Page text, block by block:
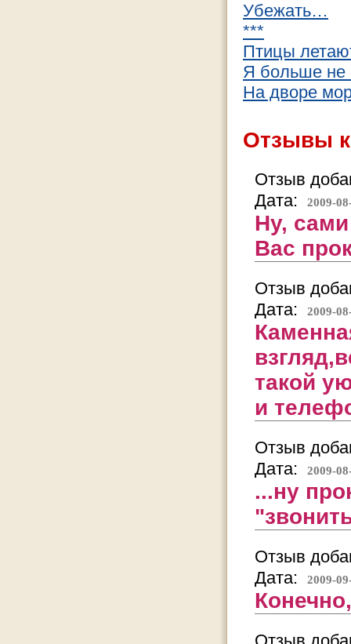
Убежать…
***
Птицы
Я больше не
На дворе
Отзывы
Отзыв
Дата:
2009-
Ну,
Вас
Отзыв
Дата:
2009-
такой
и
Отзыв
Дата:
2009-
...ну
Отзыв
Дата:
2009-